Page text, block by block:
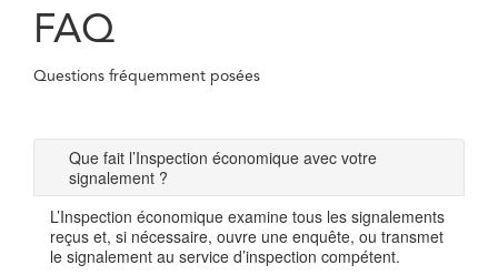
FAQ
Questions fréquemment posées
Que fait l’Inspection économique avec votre
signalement ?
L’Inspection économique examine tous les signalements
reçus et, si nécessaire, ouvre une enquête, ou transmet
le signalement au service d’inspection compétent.